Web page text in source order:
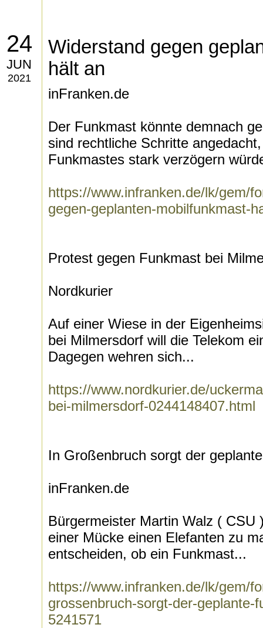
24
JUN
2021
Widerstand gegen
hält an
inFranken.de
Der Funkmast könnte demnach
sind rechtliche Schritte
Funkmastes stark verzögern
https://www.infranken.de/lk/gem/
gegen-geplanten-mobilfunkmast-
Protest gegen Funkmast bei
Nordkurier
Auf einer Wiese in der
bei Milmersdorf will die Telekom
Dagegen wehren sich...
https://www.nordkurier.de/
bei-milmersdorf-0244148407.html
In Großenbruch sorgt der
inFranken.de
Bürgermeister Martin Walz ( CSU
einer Mücke einen Elefanten zu
entscheiden, ob ein Funkmast...
https://www.infranken.de/lk/gem/
grossenbruch-sorgt-der-geplante-
5241571